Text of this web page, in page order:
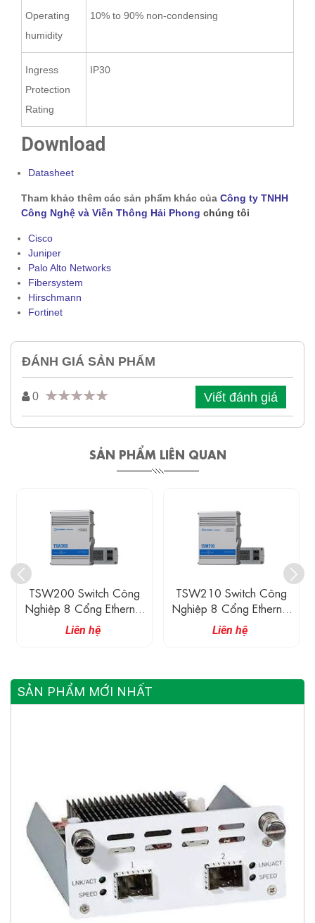
Operating
humidity
10% to 90% non-condensing
Ingress
Protection
Rating
IP30
Download
Datasheet
Tham khảo thêm các sản phẩm khác của Công ty TNHH
Công Nghệ và Viễn Thông Hải Phong chúng tôi
Cisco
Juniper
Palo Alto Networks
Fibersystem
Hirschmann
Fortinet
ĐÁNH GIÁ SẢN PHẨM
0 Viết đánh giá
SẢN PHẨM LIÊN QUAN
TSW200 Switch Công
Nghiệp 8 Cổng Ethernet
Gigabit (có Hỗ Trợ
POE), 2 Cổng SFP
Liên hệ
TSW210 Switch Công
Nghiệp 8 Cổng Ethernet
Gigabit, 2 Cổng SFP
Liên hệ
SẢN PHẨM MỚI NHẤT